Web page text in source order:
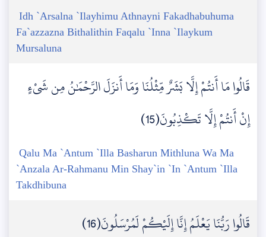
Idh `Arsalna `Ilayhimu Athnayni Fakadhabuhuma
Fa`azzazna Bithalithin Faqalu `Inna `Ilaykum
Mursaluna
قَالُوا مَا أَنتُمْ إِلَّا بَشَرٌ مِّثْلُنَا وَمَا أَنزَلَ الرَّحْمَٰنُ مِن شَيْءٍ
إِنْ أَنتُمْ إِلَّا تَكْذِبُونَ(15)
Qalu Ma `Antum `Illa Basharun Mithluna Wa Ma
`Anzala Ar-Rahmanu Min Shay`in `In `Antum `Illa
Takdhibuna
قَالُوا رَبُّنَا يَعْلَمُ إِنَّا إِلَيْكُمْ لَمُرْسَلُونَ(16)